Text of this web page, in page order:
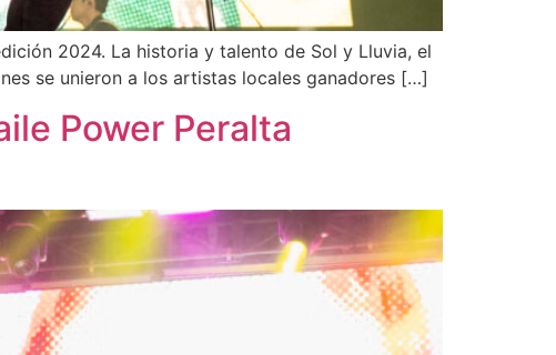
2024. La historia y talento de Sol y Lluvia, el
se unieron a los artistas locales ganadores […]
Power Peralta